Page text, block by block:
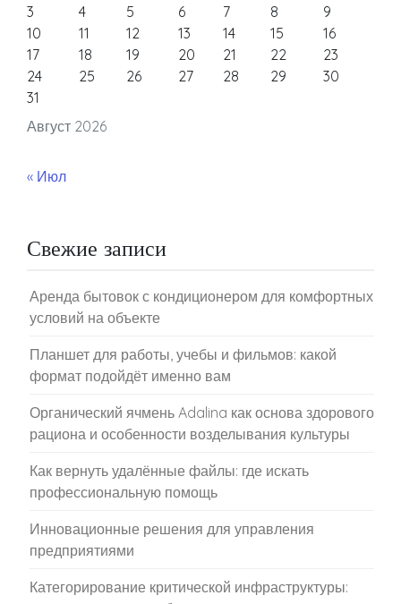
Август 2026
3
4 5 6 7 8
9
10
11 12 13 14 15
16
17
18 19 20 21 22
23
24
25 26 27 28 29
30
31
« Июл
Свежие записи
Аренда бытовок с кондиционером для комфортных
условий на объекте
Планшет для работы, учебы и фильмов: какой
формат подойдёт именно вам
Органический ячмень Adalina как основа здорового
рациона и особенности возделывания культуры
Как вернуть удалённые файлы: где искать
профессиональную помощь
Инновационные решения для управления
предприятиями
Категорирование критической инфраструктуры: